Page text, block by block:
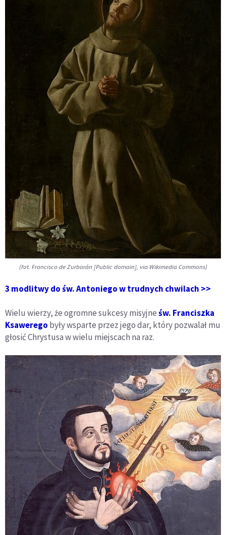
(fot. Francisco de Zurbarán [Public domain], via Wikimedia Commons)
3 modlitwy do św. Antoniego w trudnych chwilach >>
Wielu wierzy, że ogromne sukcesy misyjneśw. Franciszka
Ksawerego były wsparte przez jego dar, który pozwalał mu
głosić Chrystusa w wielu miejscach na raz.